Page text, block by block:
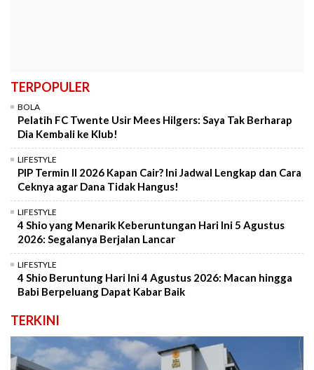
TERPOPULER
BOLA
Pelatih FC Twente Usir Mees Hilgers: Saya Tak Berharap
Dia Kembali ke Klub!
LIFESTYLE
PIP Termin II 2026 Kapan Cair? Ini Jadwal Lengkap dan Cara
Ceknya agar Dana Tidak Hangus!
LIFESTYLE
4 Shio yang Menarik Keberuntungan Hari Ini 5 Agustus
2026: Segalanya Berjalan Lancar
LIFESTYLE
4 Shio Beruntung Hari Ini 4 Agustus 2026: Macan hingga
Babi Berpeluang Dapat Kabar Baik
TERKINI